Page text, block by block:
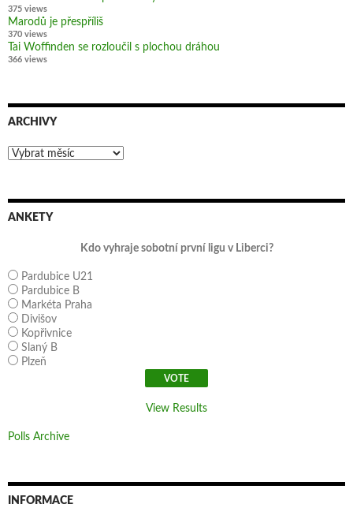
375 views
Marodů je přespříliš
370 views
Tai Woffinden se rozloučil s plochou dráhou
366 views
ARCHIVY
Archivy
ANKETY
Kdo vyhraje sobotní první ligu v Liberci?
Pardubice U21
Pardubice B
Markéta Praha
Divišov
Kopřivnice
Slaný B
Plzeň
View Results
Polls Archive
INFORMACE